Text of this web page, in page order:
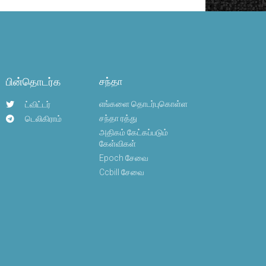
பின்தொடர்க
ட்விட்டர்
டெலிகிராம்
சந்தா
எங்களை தொடர்புகொள்ள
சந்தா ரத்து
அதிகம் கேட்கப்படும்
கேள்விகள்
Epoch சேவை
Ccbill சேவை